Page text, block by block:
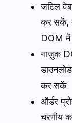
जटिल
कर सकें,
DOM में
नाज़ुक
कर सकें
ऑर्डर
चरणीय